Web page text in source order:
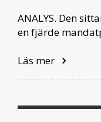
ANALYS. Den
en fjärde
Läs mer